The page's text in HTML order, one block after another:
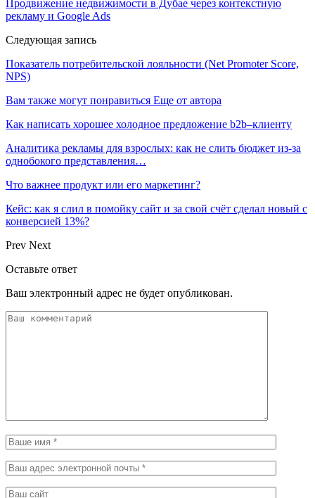
Продвижение недвижимости в Дубае через контекстную
рекламу и Google Ads
Следующая запись
Показатель потребительской лояльности (Net Promoter Score,
NPS)
Вам также могут понравиться Еще от автора
Как написать хорошее холодное предложение b2b–клиенту
Аналитика рекламы для взрослых: как не слить бюджет из-за
однобокого представления…
Что важнее продукт или его маркетинг?
Кейс: как я слил в помойку сайт и за свой счёт сделал новый с
конверсией 13%?
Prev Next
Оставьте ответ
Ваш электронный адрес не будет опубликован.